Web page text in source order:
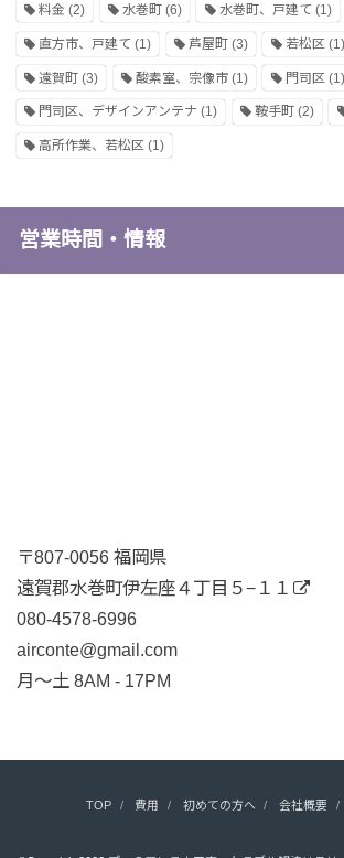
料金 (2) 水巻町(6) 水巻町、戸建て (1)
直方市、戸建て (1) 芦屋町(3) 若松区 (1)
遠賀町 (3) 酸素室、宗像市(1) 門司区 (1)
門司区、デザインアンテナ (1) 鞍手町(2)
高所作業、若松区 (1)
営業時間・情報
〒807-0056 福岡県
遠賀郡水巻町伊左座４丁目５−１１
080-4578-6996
airconte@gmail.com
月〜土 8AM - 17PM
TOP 費用 初めての方へ 会社概要